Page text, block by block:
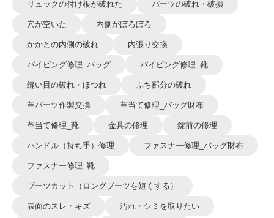
リュックの付け根が破れた パーツの破れ・破損
穴が空いた 内側がぼろぼろ
かかとの内側の破れ 内張り交換
パイピング修理_バッグ パイピング修理_靴
縫い目の破れ・ほつれ ふち部分の破れ
革パーツ作製交換 革当て修理_バッグ財布
革当て修理_靴 金具の修理 錠前の修理
ハンドル（持ち手）修理 ファスナー修理_バッグ財布
ファスナー修理_靴
ブーツカット（ロングブーツを短くする）
表面のスレ・キズ 汚れ・シミを取りたい